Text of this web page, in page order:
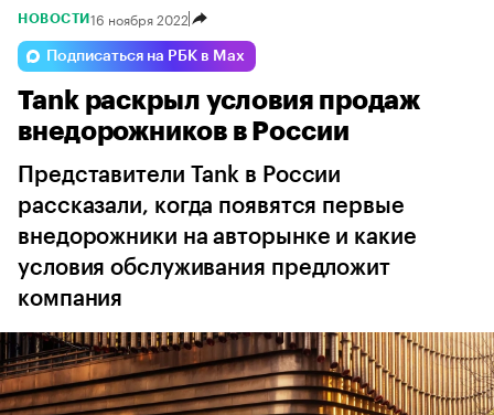
Omoda Changan
Esteo Geely Lada
НОВОСТИ 16 ноября 2022
Подписаться на РБК в Max
Tank раскрыл условия продаж
внедорожников в России
Представители Tank в России
рассказали, когда появятся первые
внедорожники на авторынке и какие
условия обслуживания предложит
компания